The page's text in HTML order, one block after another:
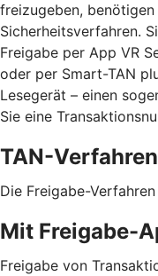
freizugeben,
Sicherheitsverfahren.
Freigabe per App VR
oder per Smart-TAN
Lesegerät – einen
Sie eine
TAN-
Die Freigabe-
Mit Freigabe-
Freigabe von